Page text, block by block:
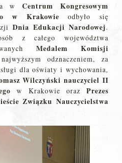
w Centrum Kongresowym
w Krakowie odbyło się
Dnia Edukacji Narodowej.
z całego województwa
Medalem Komisji
odznaczeniem, za
dla oświaty i wychowania,
Wilczyński nauczyciel II
w Krakowie oraz Prezes
Związku Nauczycielstwa